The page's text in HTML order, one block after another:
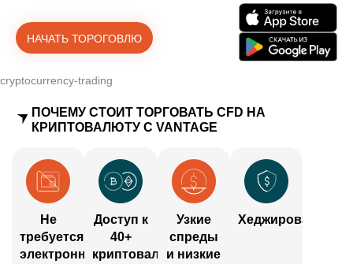
НАЧАТЬ ТОРОГОВЛЮ
cryptocurrency-trading
ПОЧЕМУ СТОИТ ТОРГОВАТЬ CFD НА
КРИПТОВАЛЮТУ С VANTAGE
Не
требуется
электронный
Доступ к
40+
криптовалют
Узкие
спреды
и низкие
Хеджирование